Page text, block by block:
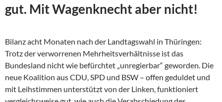
gut. Mit Wagenknecht aber nicht!
Bilanz acht Monaten nach der Landtagswahl in Thüringen:
Trotz der verworrenen Mehrheitsverhältnisse ist das
Bundesland nicht wie befürchtet „unregierbar“ geworden. Die
neue Koalition aus CDU, SPD und BSW – offen geduldet und
mit Leihstimmen unterstützt von der Linken, funktioniert